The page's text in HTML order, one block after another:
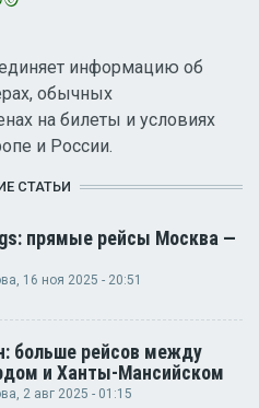
информацию об
обычных
на билеты и условиях
и России.
СТАТЬИ
прямые рейсы Москва —
, 16 ноя 2025 - 20:51
больше рейсов между
и Ханты-Мансийском
, 2 авг 2025 - 01:15